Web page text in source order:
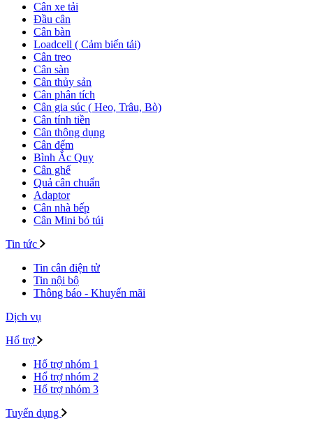
Cân xe tải
Đầu cân
Cân bàn
Loadcell ( Cảm biến tải)
Cân treo
Cân sàn
Cân thủy sản
Cân phân tích
Cân gia súc ( Heo, Trâu, Bò)
Cân tính tiền
Cân thông dụng
Cân đếm
Bình Ắc Quy
Cân ghế
Quả cân chuẩn
Adaptor
Cân nhà bếp
Cân Mini bỏ túi
Tin tức
Tin cân điện tử
Tin nội bộ
Thông báo - Khuyến mãi
Dịch vụ
Hổ trợ
Hổ trợ nhóm 1
Hổ trợ nhóm 2
Hổ trợ nhóm 3
Tuyển dụng